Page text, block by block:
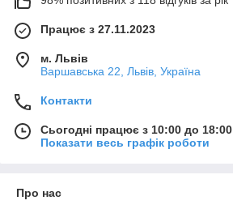
Працює з 27.11.2023
м. Львів
Варшавська 22, Львів, Україна
Контакти
Сьогодні працює з 10:00 до 18:00
Показати весь графік роботи
Про нас